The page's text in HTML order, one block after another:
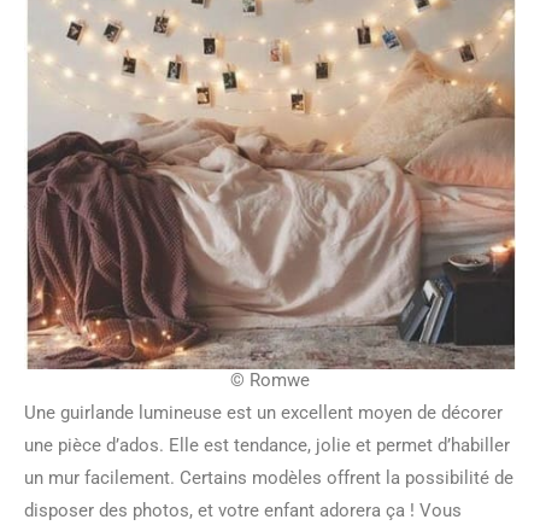
© Romwe
Une guirlande lumineuse est un excellent moyen de décorer
une pièce d’ados. Elle est tendance, jolie et permet d’habiller
un mur facilement. Certains modèles offrent la possibilité de
disposer des photos, et votre enfant adorera ça ! Vous